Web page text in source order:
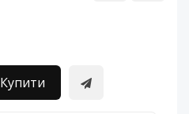
Купити